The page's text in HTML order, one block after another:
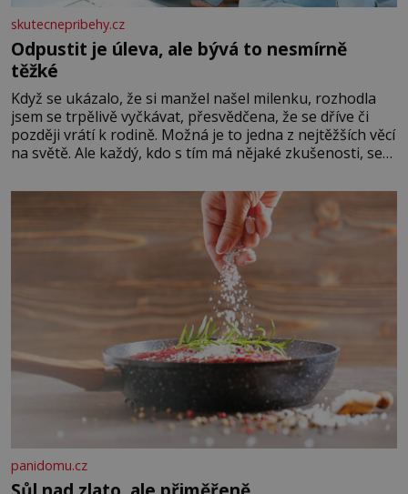
skutecnepribehy.cz
Odpustit je úleva, ale bývá to nesmírně
těžké
Když se ukázalo, že si manžel našel milenku, rozhodla
jsem se trpělivě vyčkávat, přesvědčena, že se dříve či
později vrátí k rodině. Možná je to jedna z nejtěžších věcí
na světě. Ale každý, kdo s tím má nějaké zkušenosti, se
Když se ke mně doneslo, že si manžel pořídil milenku,
panidomu.cz